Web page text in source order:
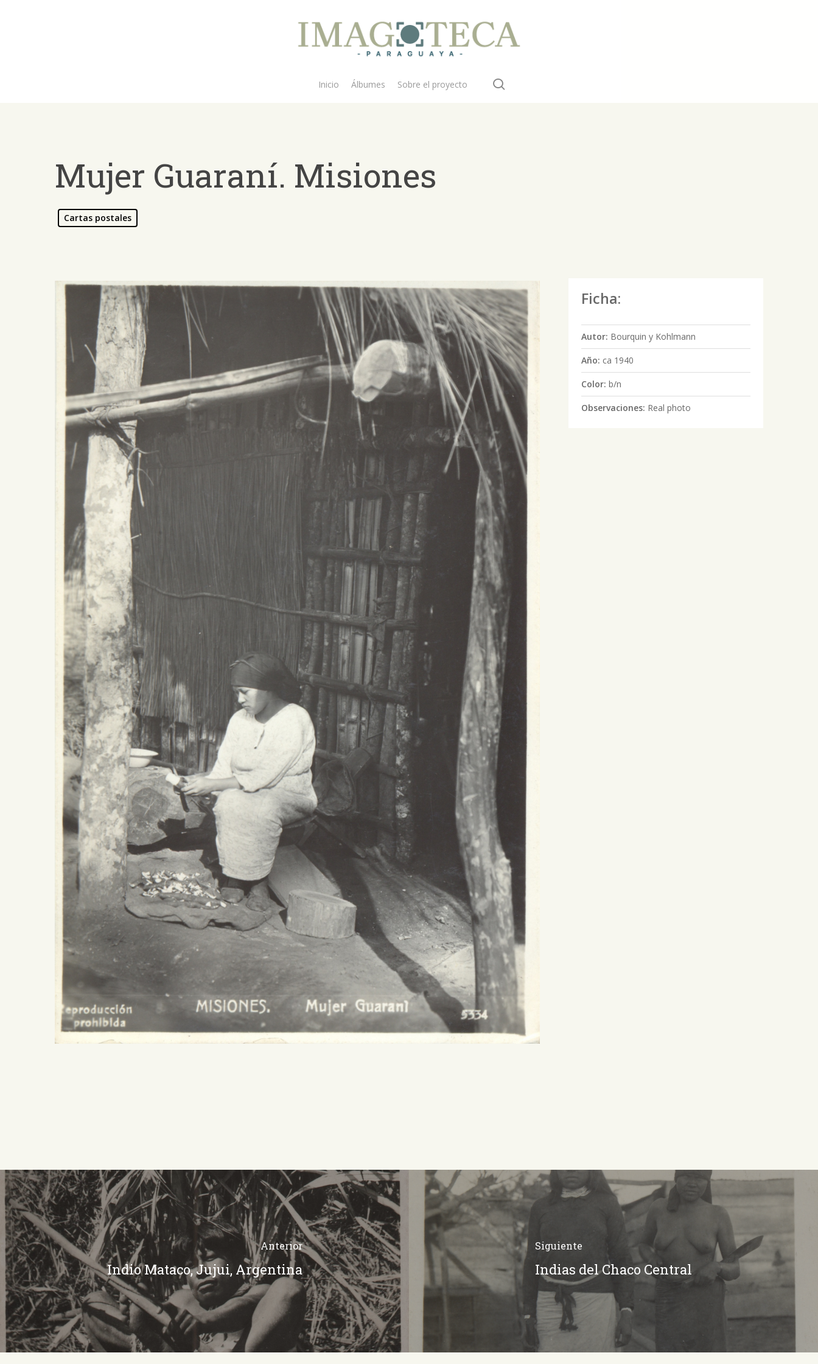
Presiona ENTER para buscar o ESC para salir - ¿Cómo buscar?
Inicio Álbumes Sobre el proyecto
Mujer Guaraní. Misiones
Cartas postales
Ficha:
Autor: Bourquin y Kohlmann
Año: ca 1940
Color: b/n
Observaciones: Real photo
Anterior
Indio Mataco, Jujui, Argentina
Siguiente
Indias del Chaco Central